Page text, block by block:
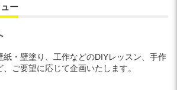
ー
紙・壁塗り、工作などのDIYレッスン、手作
ご要望に応じて企画いたします。